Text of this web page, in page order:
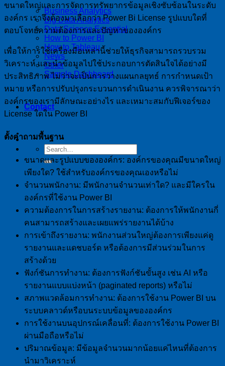
Business Analytics
Big Data Analytics
Data Science Essential
How to Power BI
How to Tableau
News
Other
Sample Dashboard
Contact
ขนาดใหญ่และการจัดการทรัพยากรข้อมูลเชิงซับซ้อนในระดับ
องค์กร เราจึงต้องมาเลือกว่า Power Bi License รูปแบบใดที่
ตอบโจทย์ความต้องการและปัญหาขององค์กร
เพื่อให้การใช้เครื่องมือเหล่านี้ช่วยให้ธุรกิจสามารถรวบรวม
วิเคราะห์ และนำข้อมูลไปใช้ประกอบการตัดสินใจได้อย่างมี
ประสิทธิภาพ ไม่ว่าจะเป็นการวางแผนกลยุทธ์ การกำหนดเป้า
หมาย หรือการปรับปรุงกระบวนการดำเนินงาน ควรพิจารณาว่า
องค์กรของเรามีลักษณะอย่างไร และเหมาะสมกับฟีเจอร์ของ
License ใดใน Power BI
ตั้งคำถามพื้นฐาน
ขนาดและรูปแบบขององค์กร: องค์กรของคุณมีขนาดใหญ่
เพียงใด? ใช้สำหรับองค์กรของคุณเองหรือไม่
จำนวนพนักงาน: มีพนักงานจำนวนเท่าใด? และมีใครใน
องค์กรที่ใช้งาน Power BI
ความต้องการในการสร้างรายงาน: ต้องการให้พนักงานกี่
คนสามารถสร้างและเผยแพร่รายงานได้บ้าง
การเข้าถึงรายงาน: พนักงานส่วนใหญ่ต้องการเพียงแค่ดู
รายงานและแดชบอร์ด หรือต้องการมีส่วนร่วมในการ
สร้างด้วย
ฟังก์ชันการทำงาน: ต้องการฟังก์ชันขั้นสูง เช่น AI หรือ
รายงานแบบแบ่งหน้า (paginated reports) หรือไม่
สภาพแวดล้อมการทำงาน: ต้องการใช้งาน Power BI บน
ระบบคลาวด์หรือบนระบบข้อมูลขององค์กร
การใช้งานบนอุปกรณ์เคลื่อนที่: ต้องการใช้งาน Power BI
ผ่านมือถือหรือไม่
ปริมาณข้อมูล: มีข้อมูลจำนวนมากน้อยแค่ไหนที่ต้องการ
นำมาวิเคราะห์